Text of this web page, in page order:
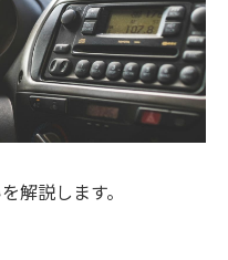
解説します。